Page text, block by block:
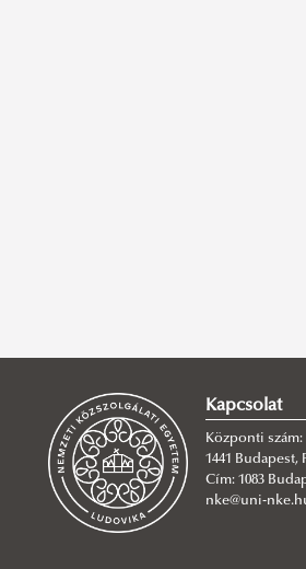
Kapcsolat
Központi szám:
1441 Budapest,
Cím: 1083
nke@uni-